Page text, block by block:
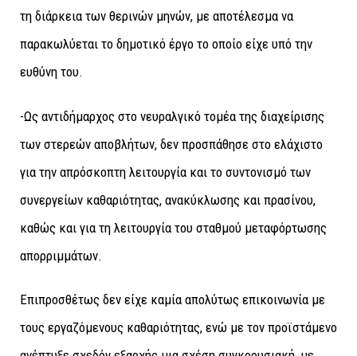
τη διάρκεια των θερινών μηνών, με αποτέλεσμα να
παρακωλύεται το δημοτικό έργο το οποίο είχε υπό την
ευθύνη του.
-Ως αντιδήμαρχος στο νευραλγικό τομέα της διαχείρισης
των στερεών αποβλήτων, δεν προσπάθησε στο ελάχιστο
για την απρόσκοπτη λειτουργία και το συντονισμό των
συνεργείων καθαριότητας, ανακύκλωσης και πρασίνου,
καθώς και για τη λειτουργία του σταθμού μεταφόρτωσης
απορριμμάτων.
Επιπροσθέτως δεν είχε καμία απολύτως επικοινωνία με
τους εργαζόμενους καθαριότητας, ενώ με τον προϊστάμενο